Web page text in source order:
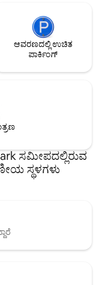
ಆದರೆ
ನಿಮ್ಮ
ಸಂಪೂರ್ಣವಾಗಿ
ದೀರ್ಘಾವಧಿಯ
ರಾತ್ರಿಗಳು ಅಥವಾ
ಮತ್ತು ರೂಮ್
ಒದಗಿಸಲಾಗುತ್ತದೆ
ಸುರಕ್ಷಿತ ಟ್ರಿಪ್ ಅನ್ನು
ಆವರಣದಲ್ಲಿ ಉಚಿತ
ಪಾರ್ಕಿಂಗ್
ಸಮೀಪದಲ್ಲಿರುವ
ಸ್ಥಳಗಳು